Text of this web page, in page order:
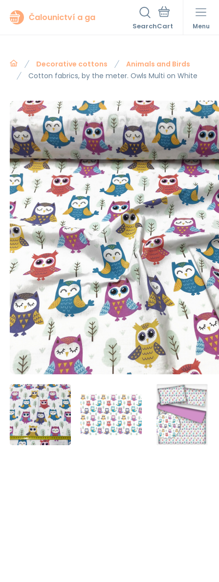
Čalounictví a ga
Search Menu
Decorative cottons
Animals and Birds
Cotton fabrics, by the meter. Owls Multi on White